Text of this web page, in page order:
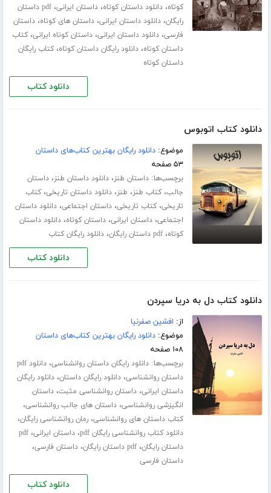
کوتاه،دانلود داستان کوتاه،داستان ایرانی،
pdf داستان
رایگان،دانلود داستان ایرانی،داستان های کوتاه،داستان
فارسی،دانلود داستان ایرانی،داستان کوتاه ایرانی،کتاب
داستان کوتاه،دانلود رایگان داستان کوتاه،کتاب رایگان
داستان کوتاه
دانلود کتاب
دانلود کتاب اتوبوس
موضوع:دانلود رایگان بهترین کتاب‌های داستان
۵۳ صفحه
برچسب‌ها:داستان طنز،دانلود داستان طنز،داستان
جالب،کتاب طنز، طنز،دانلود داستان تاریخی،کتاب
تاریخی،کتاب تاریخی،داستان اجتماعی،دانلود داستان
اجتماعی،داستان ایرانی،داستان کوتاه،دانلود داستان
کوتاه،pdf داستان رایگان ،دانلود رایگان کتاب
دانلود کتاب
دانلود کتاب دل به دریا سپردن
از: افشین صفرنیا
موضوع:دانلود رایگان بهترین کتاب‌های داستان
۱۰۸ صفحه
برچسب‌ها:دانلود رایگان داستان روانشناسی،
دانلود pdf
داستان روانشناسی،دانلود رایگان داستان،دانلود رایگان
داستان ایرانی،داستان روانشناسی مثبت،داستان
انگیزشی روانشناسی،داستان های جالب روانشناسی،
کتاب داستان های روانشناسی،رمان روانشناسی رایگان،
دانلود کتاب روانشناسی رایگان pdf ،داستان ایرانی،pdf
داستان رایگان،pdf داستان رایگان ،داستان فارسی،
داستان فارسی
دانلود کتاب